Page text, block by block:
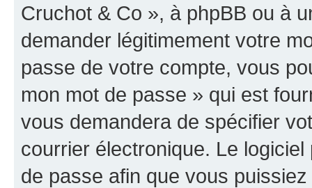
Cruchot & Co », à phpBB ou à
demander légitimement votre
passe de votre compte, vous
mon mot de passe » qui est
vous demandera de spécifier
courrier électronique. Le
de passe afin que vous